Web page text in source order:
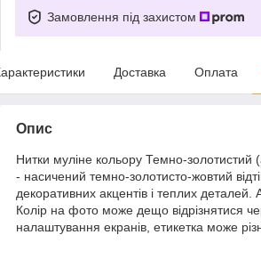
Замовлення під захистом
Доставка Оплата
Опис
Нитки муліне кольору Темно-золотистий
- насичений темно-золотисто-жовтий
декоративних акцентів і теплих деталей.
Колір на фото може дещо відрізнятися
налаштування екранів, етикетка може